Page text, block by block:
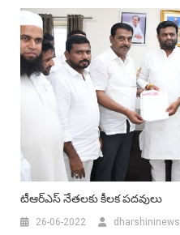
టీఆర్ఎస్ నేతలకు కీలక పదవులు
26-06-2022 dharshininews